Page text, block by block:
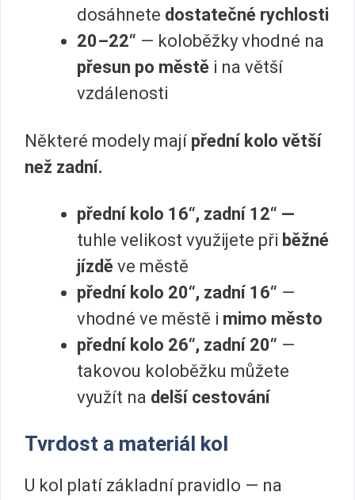
dosáhnete dostatečné rychlosti
20–22“ — koloběžky vhodné na
přesun po městě i na větší
vzdálenosti
Některé modely mají přední kolo větší
než zadní.
přední kolo 16“, zadní 12“ —
tuhle velikost využijete při běžné
jízdě ve městě
přední kolo 20“, zadní 16“ —
vhodné ve městě i mimo město
přední kolo 26“, zadní 20“ —
takovou koloběžku můžete
využít na delší cestování
Tvrdost a materiál kol
U kol platí základní pravidlo — na